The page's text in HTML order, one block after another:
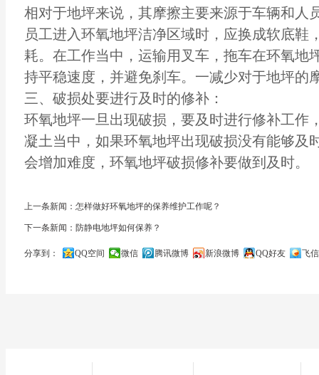
相对于地坪来说，其摩擦主要来源于车辆和人
员工进入环氧地坪洁净区域时，应换成软底鞋
耗。在工作当中，运输用叉车，拖车在环氧地
持平稳速度，并避免刹车。一减少对于地坪的
三、破损处要进行及时的修补：
环氧地坪一旦出现破损，要及时进行修补工作
凝土当中，如果环氧地坪出现破损没有能够及
会增加难度，环氧地坪破损修补要做到及时。
上一条新闻：怎样做好环氧地坪的保养维护工作呢？
下一条新闻：防静电地坪如何保养？
分享到： QQ空间 微信 腾讯微博 新浪微博 QQ好友
飞信